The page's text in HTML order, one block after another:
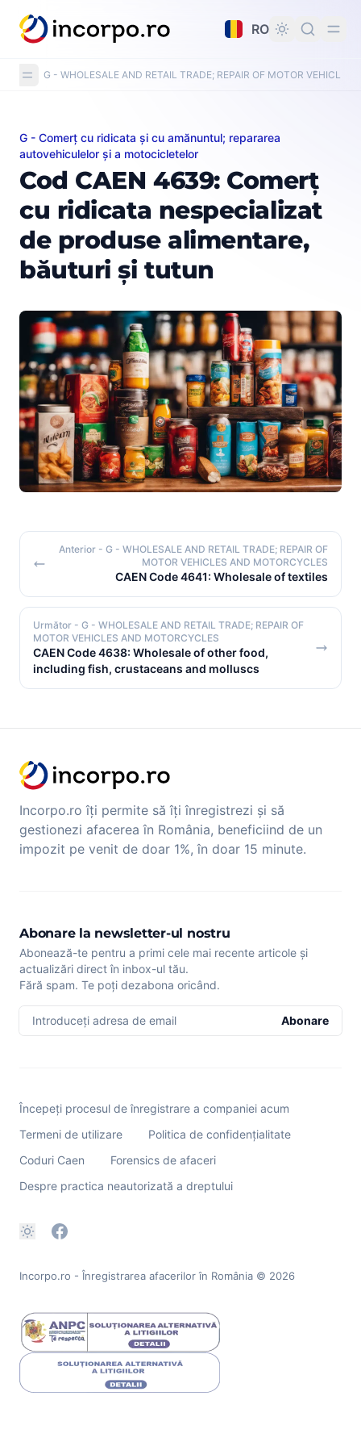
principal
RO
G - WHOLESALE AND RETAIL TRADE; REPAIR OF MOTOR VEHICLES
Cod CAEN 4639: Comerț cu ridicata nespecializat de
G - Comerț cu ridicata și cu amănuntul; repararea
autovehiculelor și a motocicletelor
Cod CAEN 4639: Comerț
cu ridicata nespecializat
de produse alimentare,
băuturi și tutun
Anterior - G - WHOLESALE AND RETAIL TRADE; REPAIR OF
MOTOR VEHICLES AND MOTORCYCLES
CAEN Code 4641: Wholesale of textiles
Următor - G - WHOLESALE AND RETAIL TRADE; REPAIR OF
MOTOR VEHICLES AND MOTORCYCLES
CAEN Code 4638: Wholesale of other food,
including fish, crustaceans and molluscs
Incorpo.ro îți permite să îți înregistrezi și să
gestionezi afacerea în România, beneficiind de un
impozit pe venit de doar 1%, în doar 15 minute.
Abonare la newsletter-ul nostru
Abonează-te pentru a primi cele mai recente articole și
actualizări direct în inbox-ul tău.
Fără spam. Te poți dezabona oricând.
Introduceți adresa de email Abonare
Începeți procesul de înregistrare a companiei acum
Termeni de utilizare
Politica de confidențialitate
Coduri Caen
Forensics de afaceri
Despre practica neautorizată a dreptului
Incorpo.ro - Înregistrarea afacerilor în România © 2026